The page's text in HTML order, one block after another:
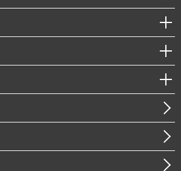
・コンプライアンス）・防災（政策）
ポーツ・スマートシティ
連）